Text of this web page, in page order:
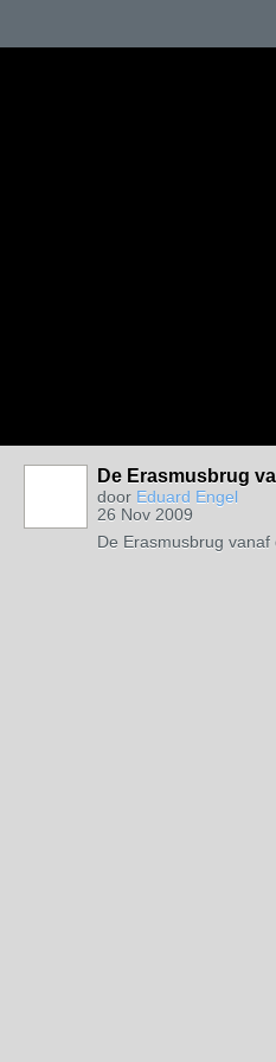
De Erasmusbrug
door Eduard Engel
26 Nov 2009
De Erasmusbrug vanaf